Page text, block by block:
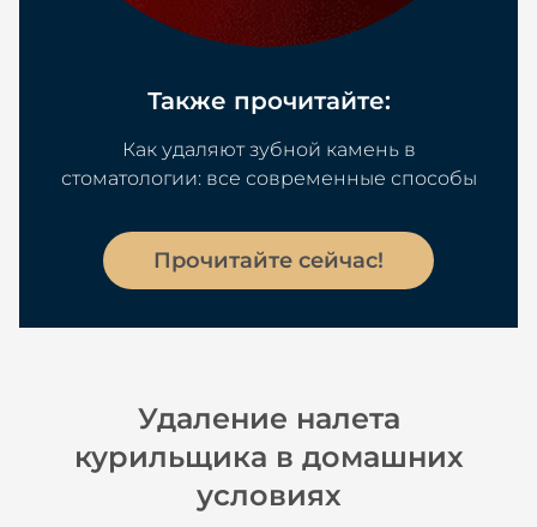
Также прочитайте:
Как удаляют зубной камень в
стоматологии: все современные способы
Прочитайте сейчас!
Удаление налета
курильщика в домашних
условиях